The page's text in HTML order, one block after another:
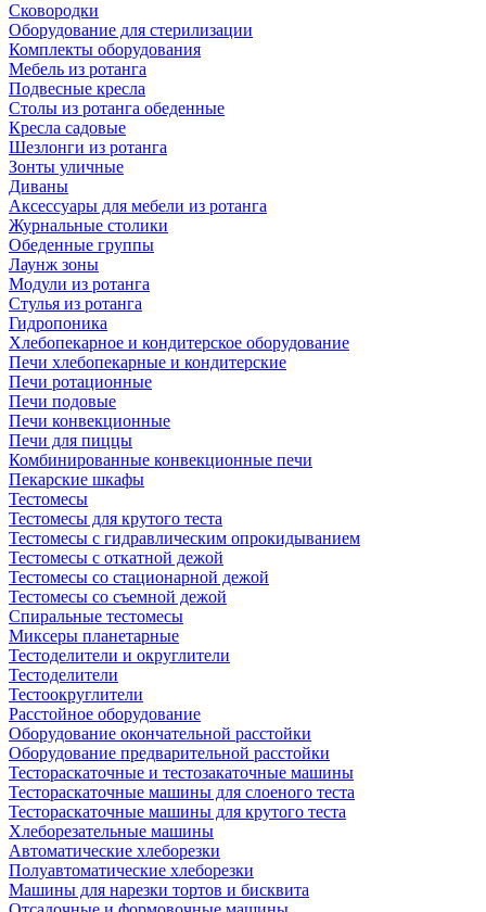
Сковородки
Оборудование для стерилизации
Комплекты оборудования
Мебель из ротанга
Подвесные кресла
Столы из ротанга обеденные
Кресла садовые
Шезлонги из ротанга
Зонты уличные
Диваны
Аксессуары для мебели из ротанга
Журнальные столики
Обеденные группы
Лаунж зоны
Модули из ротанга
Стулья из ротанга
Гидропоника
Хлебопекарное и кондитерское оборудование
Печи хлебопекарные и кондитерские
Печи ротационные
Печи подовые
Печи конвекционные
Печи для пиццы
Комбинированные конвекционные печи
Пекарские шкафы
Тестомесы
Тестомесы для крутого теста
Тестомесы с гидравлическим опрокидыванием
Тестомесы с откатной дежой
Тестомесы со стационарной дежой
Тестомесы со съемной дежой
Спиральные тестомесы
Миксеры планетарные
Тестоделители и округлители
Тестоделители
Тестоокруглители
Расстойное оборудование
Оборудование окончательной расстойки
Оборудование предварительной расстойки
Тестораскаточные и тестозакаточные машины
Тестораскаточные машины для слоеного теста
Тестораскаточные машины для крутого теста
Хлеборезательные машины
Автоматические хлеборезки
Полуавтоматические хлеборезки
Машины для нарезки тортов и бисквита